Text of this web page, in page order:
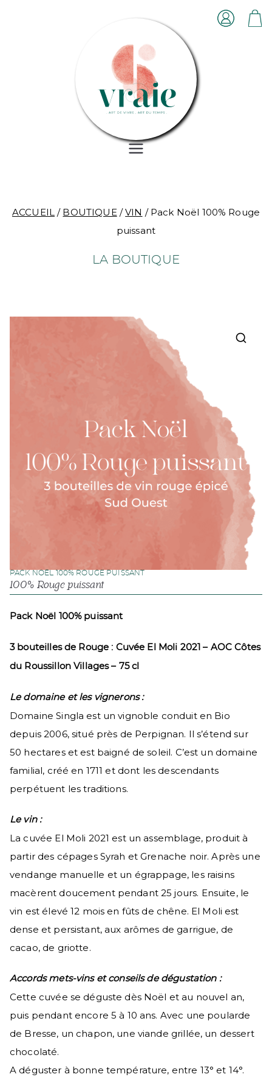
ACCUEIL / BOUTIQUE/VIN / Pack Noël 100% Rouge
puissant
LA BOUTIQUE
PACK NOËL 100% ROUGE PUISSANT
100% Rouge puissant
Pack Noël 100% puissant
3 bouteilles de Rouge : Cuvée El Moli 2021 – AOC Côtes
du Roussillon Villages – 75 cl
Le domaine et les vignerons :
Domaine Singla est un vignoble conduit en Bio
depuis 2006, situé près de Perpignan. Il s’étend sur
50 hectares et est baigné de soleil. C’est un domaine
familial, créé en 1711 et dont les descendants
perpétuent les traditions.
Le vin :
La cuvée El Moli 2021 est un assemblage, produit à
partir des cépages Syrah et Grenache noir. Après une
vendange manuelle et un égrappage, les raisins
macèrent doucement pendant 25 jours. Ensuite, le
vin est élevé 12 mois en fûts de chêne. El Moli est
dense et persistant, aux arômes de garrigue, de
cacao, de griotte.
Accords mets-vins et conseils de dégustation :
Cette cuvée se déguste dès Noël et au nouvel an,
puis pendant encore 5 à 10 ans. Avec une poularde
de Bresse, un chapon, une viande grillée, un dessert
chocolaté.
A déguster à bonne température, entre 13° et 14°.